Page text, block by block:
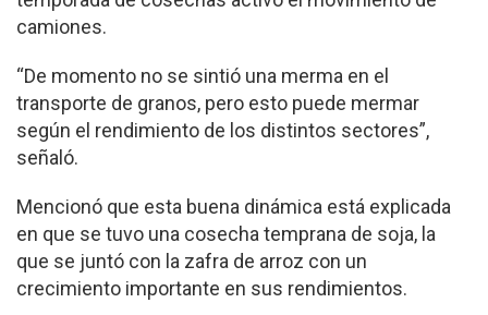
camiones.
“De momento no se sintió una merma en el
transporte de granos, pero esto puede mermar
según el rendimiento de los distintos sectores”,
señaló.
Mencionó que esta buena dinámica está explicada
en que se tuvo una cosecha temprana de soja, la
que se juntó con la zafra de arroz con un
crecimiento importante en sus rendimientos.